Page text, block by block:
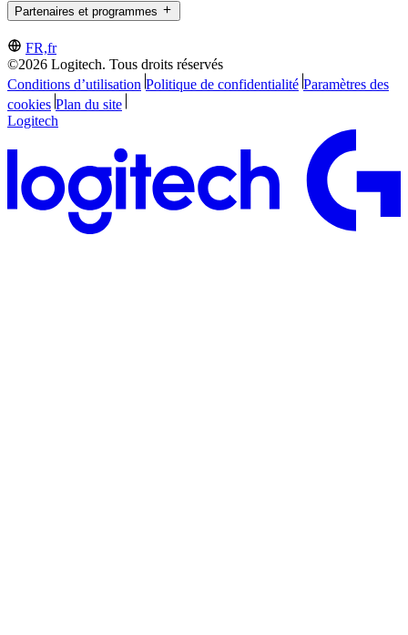
Partenaires et programmes
FR,fr
©2026 Logitech. Tous droits réservés
Conditions d’utilisation Politique de confidentialité Paramètres des
cookies Plan du site
Logitech